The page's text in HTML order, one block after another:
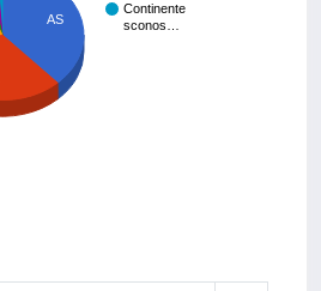
Continente
sconos…
AS